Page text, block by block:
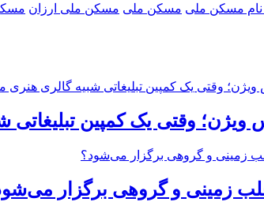
نام مسکن ملی مسکن ملی مسکن ملی ارزان
ویژن؛ وقتی یک کمپین
اغلب زمینی و گروهی برگزار